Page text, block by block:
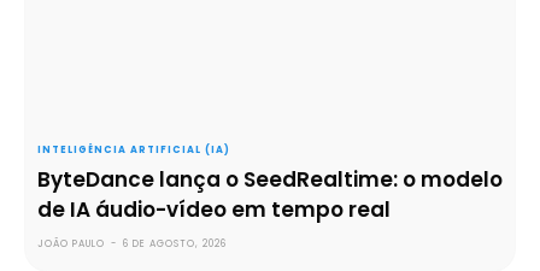
INTELIGÊNCIA ARTIFICIAL (IA)
ByteDance lança o SeedRealtime: o modelo
de IA áudio-vídeo em tempo real
JOÃO PAULO - 6 DE AGOSTO, 2026